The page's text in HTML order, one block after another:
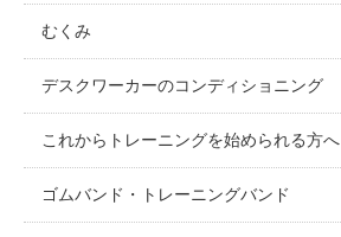
むくみ
デスクワーカーのコンディショニング
これからトレーニングを始められる方へ
ゴムバンド・トレーニングバンド